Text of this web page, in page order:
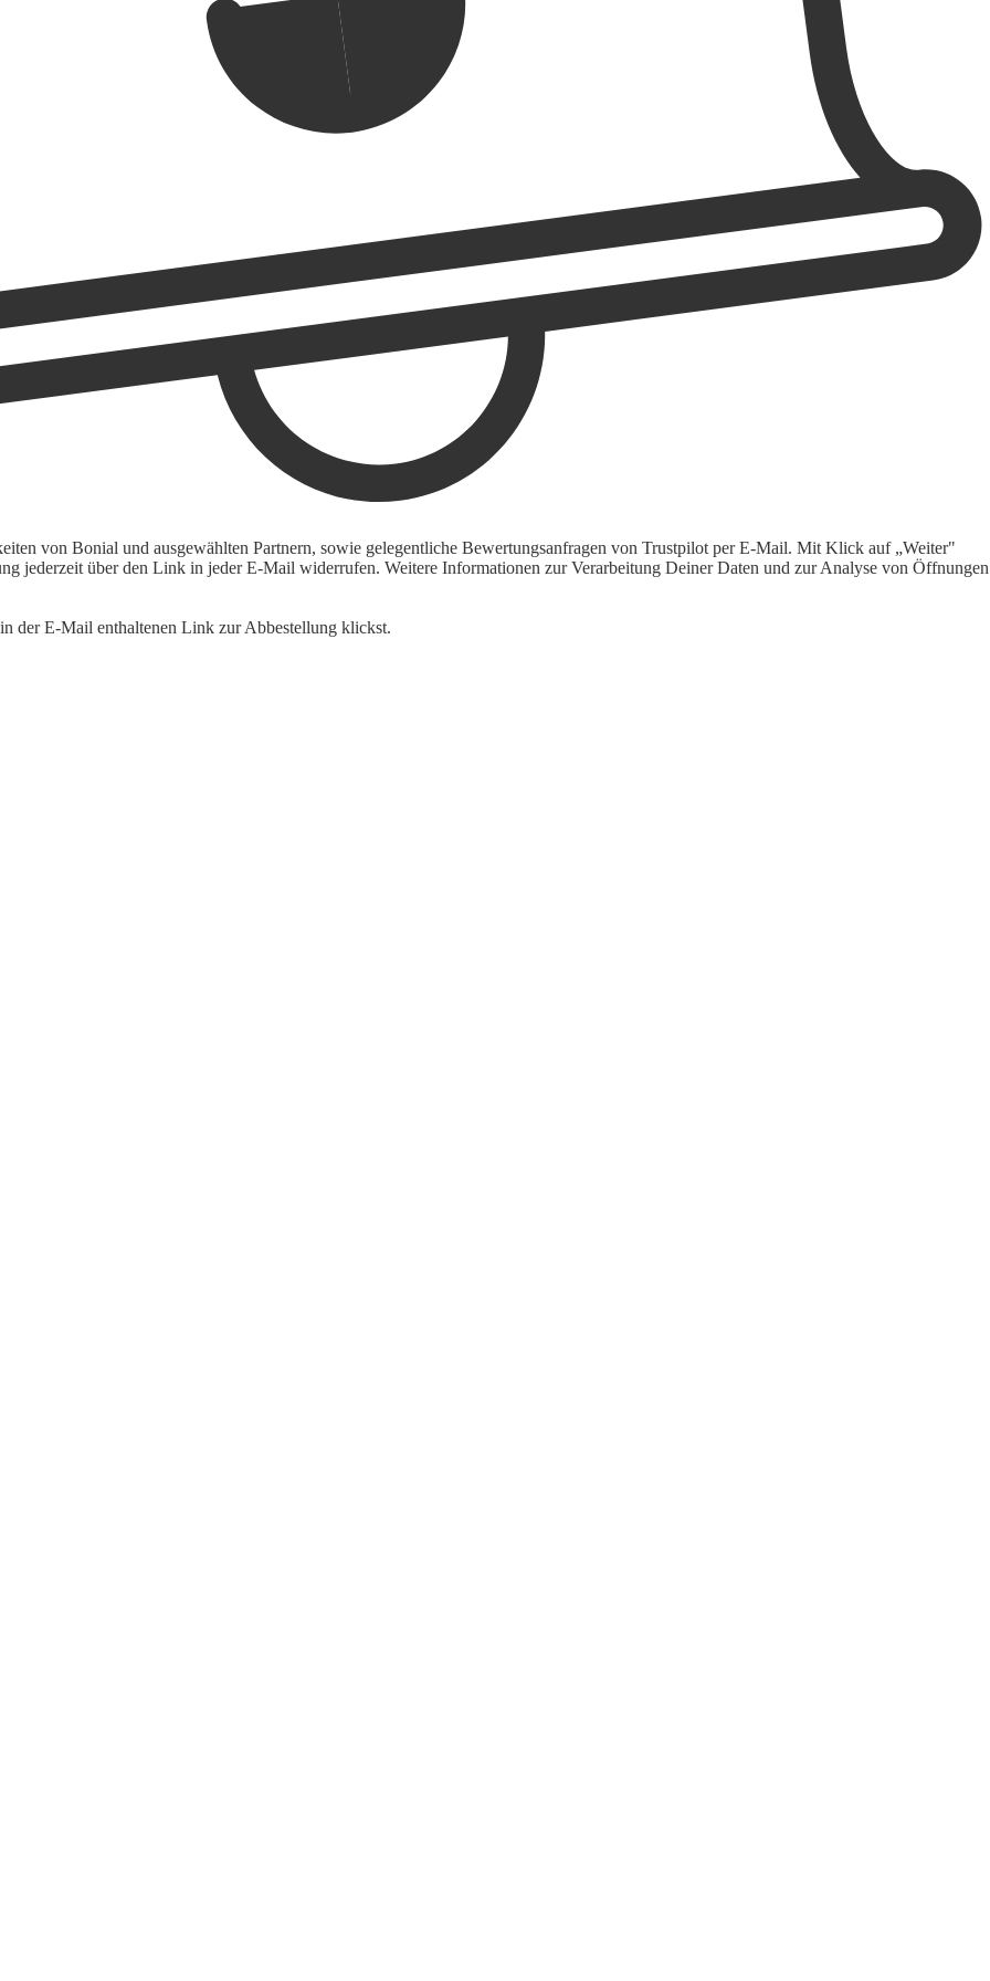
von Bonial und ausgewählten Partnern, sowie gelegentliche Bewertungsanfragen von Trustpilot per E-Mail. Mit Klick auf „Weiter"
jederzeit über den Link in jeder E-Mail widerrufen. Weitere Informationen zur Verarbeitung Deiner Daten und zur Analyse von Öffnungen
der E-Mail enthaltenen Link zur Abbestellung klickst.